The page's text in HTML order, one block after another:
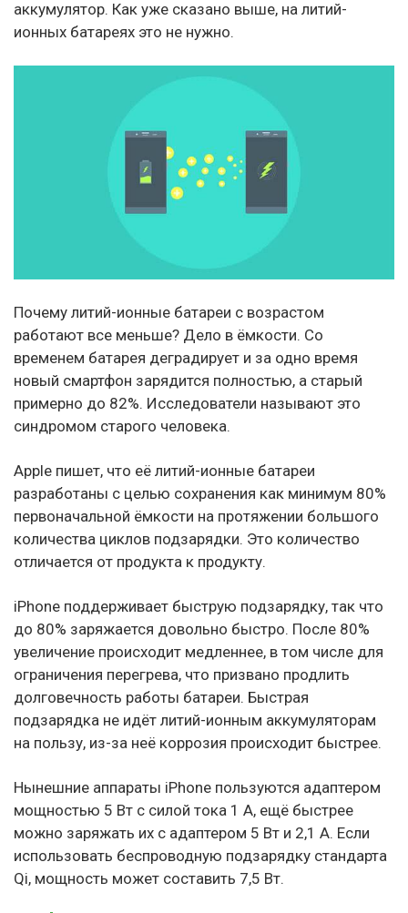
аккумулятор. Как уже сказано выше, на литий-
ионных батареях это не нужно.
Почему литий-ионные батареи с возрастом
работают все меньше? Дело в ёмкости. Со
временем батарея деградирует и за одно время
новый смартфон зарядится полностью, а старый
примерно до 82%. Исследователи называют это
синдромом старого человека.
Apple пишет, что её литий-ионные батареи
разработаны с целью сохранения как минимум 80%
первоначальной ёмкости на протяжении большого
количества циклов подзарядки. Это количество
отличается от продукта к продукту.
iPhone поддерживает быструю подзарядку, так что
до 80% заряжается довольно быстро. После 80%
увеличение происходит медленнее, в том числе для
ограничения перегрева, что призвано продлить
долговечность работы батареи. Быстрая
подзарядка не идёт литий-ионным аккумуляторам
на пользу, из-за неё коррозия происходит быстрее.
Нынешние аппараты iPhone пользуются адаптером
мощностью 5 Вт с силой тока 1 А, ещё быстрее
можно заряжать их с адаптером 5 Вт и 2,1 А. Если
использовать беспроводную подзарядку стандарта
Qi, мощность может составить 7,5 Вт.